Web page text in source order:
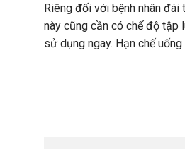
Riêng đối với bệnh nhân
này cũng cần có chế độ tập
sử dụng ngay. Hạn chế